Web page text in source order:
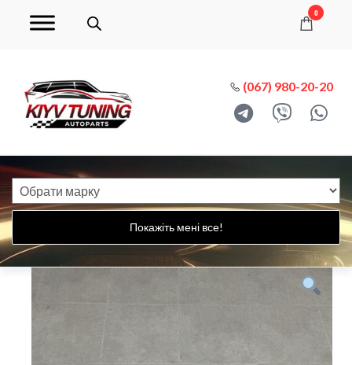
0
(067) 980-20-20
Покажіть мені все!